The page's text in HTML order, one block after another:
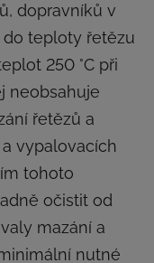
dopravníků v
teploty řetězu
250 °C při
neobsahuje
řetězů a
vypalovacích
tohoto
očistit od
mazání a
nutné